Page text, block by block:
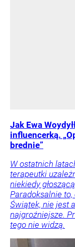
Jak Ewa
influencerką.
brednie”
W ostatnich
terapeutki
niekiedy
Paradoksalnie
Świątek, nie jest
najgroźniejsze.
tego nie widzą.